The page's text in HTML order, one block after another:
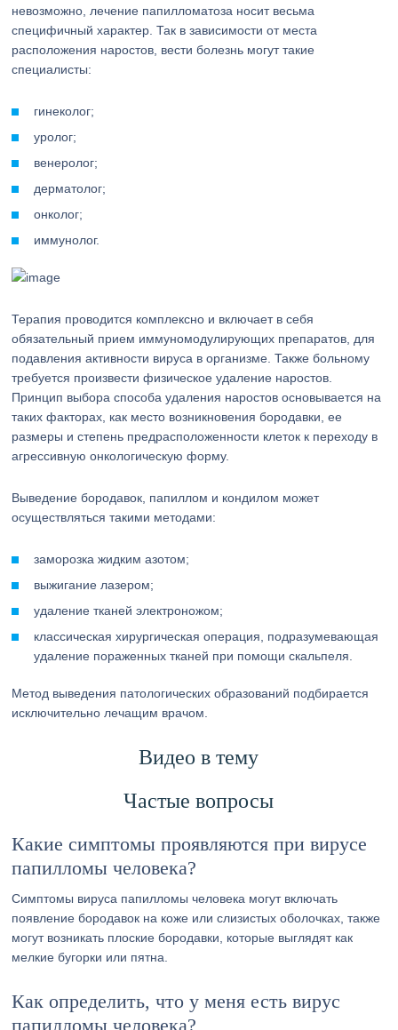
невозможно, лечение папилломатоза носит весьма
специфичный характер. Так в зависимости от места
расположения наростов, вести болезнь могут такие
специалисты:
гинеколог;
уролог;
венеролог;
дерматолог;
онколог;
иммунолог.
Терапия проводится комплексно и включает в себя
обязательный прием иммуномодулирующих препаратов, для
подавления активности вируса в организме. Также больному
требуется произвести физическое удаление наростов.
Принцип выбора способа удаления наростов основывается на
таких факторах, как место возникновения бородавки, ее
размеры и степень предрасположенности клеток к переходу в
агрессивную онкологическую форму.
Выведение бородавок, папиллом и кондилом может
осуществляться такими методами:
заморозка жидким азотом;
выжигание лазером;
удаление тканей электроножом;
классическая хирургическая операция, подразумевающая
удаление пораженных тканей при помощи скальпеля.
Метод выведения патологических образований подбирается
исключительно лечащим врачом.
Видео в тему
Частые вопросы
Какие симптомы проявляются при вирусе
папилломы человека?
Симптомы вируса папилломы человека могут включать
появление бородавок на коже или слизистых оболочках, также
могут возникать плоские бородавки, которые выглядят как
мелкие бугорки или пятна.
Как определить, что у меня есть вирус
папилломы человека?